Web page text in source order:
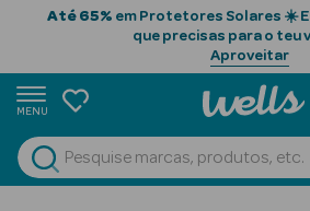
Até 65% em Protetores Solares ☀️
que precisas para o teu
Aproveitar
MENU
Ver Tudo